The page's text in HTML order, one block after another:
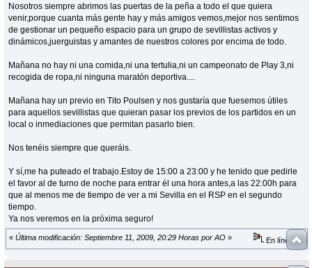
Nosotros siempre abrimos las puertas de la peña a todo el que quiera
venir,porque cuanta más gente hay y más amigos vemos,mejor nos sentimos
de gestionar un pequeño espacio para un grupo de sevillistas activos y
dinámicos,juerguistas y amantes de nuestros colores por encima de todo.
Mañana no hay ni una comida,ni una tertulia,ni un campeonato de Play 3,ni
recogida de ropa,ni ninguna maratón deportiva....
Mañana hay un previo en Tito Poulsen y nos gustaría que fuesemos útiles
para aquellos sevillistas que quieran pasar los previos de los partidos en un
local o inmediaciones que permitan pasarlo bien.
Nos tenéis siempre que queráis.
Y sí,me ha puteado el trabajo.Estoy de 15:00 a 23:00 y he tenido que pedirle
el favor al de turno de noche para entrar él una hora antes,a las 22:00h para
que al menos me de tiempo de ver a mi Sevilla en el RSP en el segundo
tiempo.
Ya nos veremos en la próxima seguro!
« Última modificación: Septiembre 11, 2009, 20:29 Horas por AO » En línea